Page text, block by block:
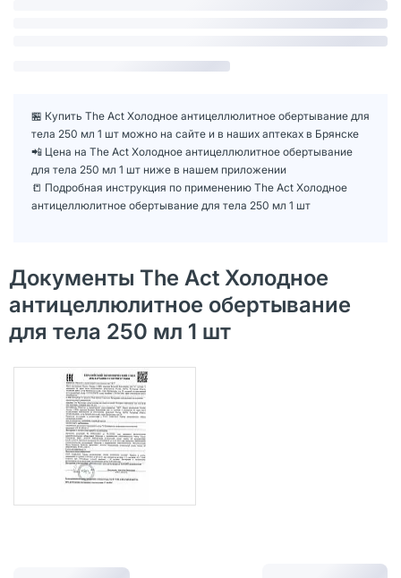
🏪 Купить The Act Холодное антицеллюлитное обертывание для
тела 250 мл 1 шт можно на сайте и в наших аптеках в Брянске
📲 Цена на The Act Холодное антицеллюлитное обертывание
для тела 250 мл 1 шт ниже в нашем приложении
📒 Подробная инструкция по применению The Act Холодное
антицеллюлитное обертывание для тела 250 мл 1 шт
Документы The Act Холодное
антицеллюлитное обертывание
для тела 250 мл 1 шт